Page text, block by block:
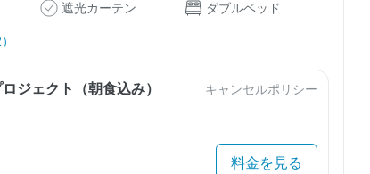
遮光カーテン ダブルベッド
ジェクト（朝食込み） キャンセルポリシー
料金を見る